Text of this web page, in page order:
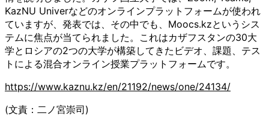
KazNU Univerなどのオンラインプラットフォームが使われ
ていますが、発表では、その中でも、Moocs.kzというシス
テムに焦点が当てられました。これはカザフスタンの30大
学とロシアの2つの大学が構築してきたビデオ、課題、テス
トによる混合オンライン授業プラットフォームです。
https://www.kaznu.kz/en/21192/news/one/24134/
(文責：二ノ宮崇司)